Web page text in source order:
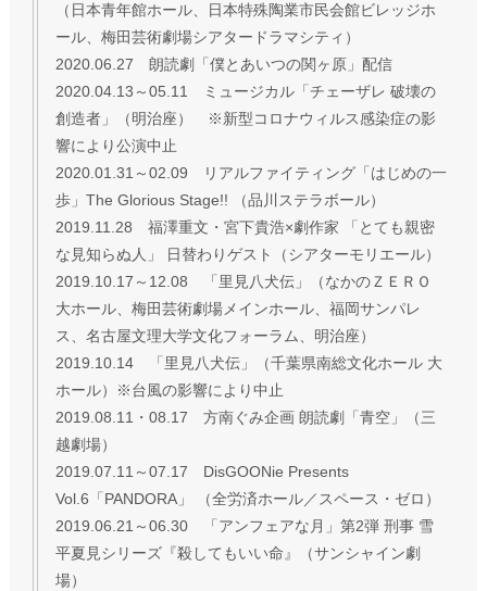
（日本青年館ホール、日本特殊陶業市民会館ビレッジホ
ール、梅田芸術劇場シアタードラマシティ）
2020.06.27 朗読劇「僕とあいつの関ヶ原」配信
2020.04.13～05.11 ミュージカル「チェーザレ 破壊の
創造者」（明治座） ※新型コロナウィルス感染症の影
響により公演中止
2020.01.31～02.09 リアルファイティング「はじめの一
歩」The Glorious Stage!! （品川ステラボール）
2019.11.28 福澤重文・宮下貴浩×劇作家 「とても親密
な見知らぬ人」 日替わりゲスト（シアターモリエール）
2019.10.17～12.08 「里見八犬伝」（なかのＺＥＲＯ
大ホール、梅田芸術劇場メインホール、福岡サンパレ
ス、名古屋文理大学文化フォーラム、明治座）
2019.10.14 「里見八犬伝」（千葉県南総文化ホール 大
ホール）※台風の影響により中止
2019.08.11・08.17 方南ぐみ企画 朗読劇「青空」（三
越劇場）
2019.07.11～07.17 DisGOONie Presents
Vol.6「PANDORA」 （全労済ホール／スペース・ゼロ）
2019.06.21～06.30 「アンフェアな月」第2弾 刑事 雪
平夏見シリーズ『殺してもいい命』（サンシャイン劇
場）